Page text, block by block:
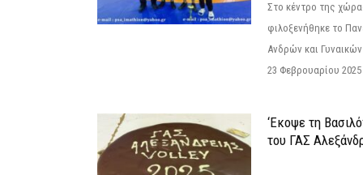
Στο κέντρο της
φιλοξενήθηκε το
Ανδρών και
23 Φεβρουαρίου
‘Εκοψε τη
του ΓΑΣ